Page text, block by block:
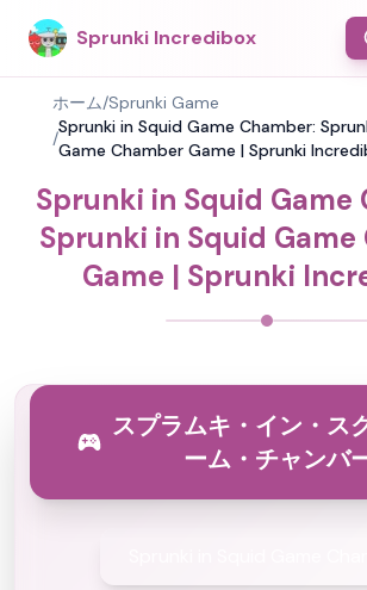
Sprunki Incredibox
ホーム/Sprunki Game
/
Sprunki in Squid Game Chamber:
Game Chamber Game | Sprunki
Sprunki in Squid Game
Sprunki in Squid
Game | Sprunki
スプラムキ・イン・ス
ーム・チャンバ